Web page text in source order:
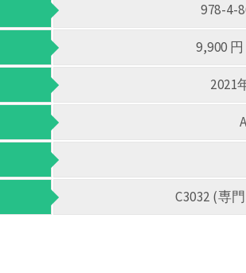
978-4-
9,900
2021
C3032 (専